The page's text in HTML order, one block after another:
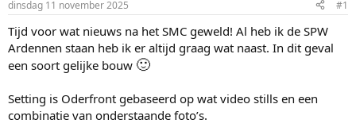
r
s
t
a
t
r
t
m
dinsdag 11 november 2025 #1
Tijd voor wat nieuws na het SMC geweld! Al heb ik de SPW
Ardennen staan heb ik er altijd graag wat naast. In dit geval
een soort gelijke bouw 🙂
Setting is Oderfront gebaseerd op wat video stills en een
combinatie van onderstaande foto’s.